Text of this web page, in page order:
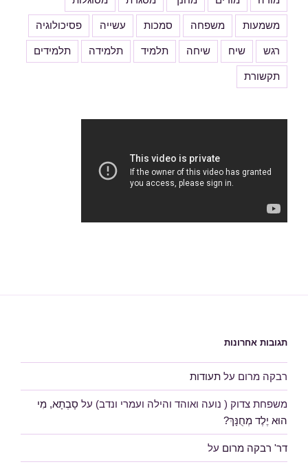
משמעות משפחה סמכות עשייה פסיכולוגיה
רגש שיח שיחה תלמיד תלמידה תלמידים
תקשורת
תגובות אחרונות
רבקה מרום על תעודות
משפחת צדוק ( נועה ואוהד והילה ועמרי ונדב) על סָבְתָא, מִי
הוּא יֶלֶד מְחֻנָּךְ?
דר' רבקה מרום על